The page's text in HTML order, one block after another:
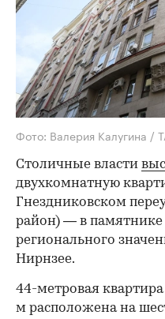
Фото: Валерия Калугина /
Столичные власти
двухкомнатную
Гнездниковском
район) — в памятнике
регионального
Нирнзее.
44-метровая
м расположена на